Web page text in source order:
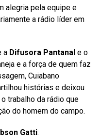
alegria pela equipe e
a rádio líder em
a Difusora Pantanale o
e a força de quem faz
Cuiabano
histórias e deixou
trabalho da rádio que
do homem do campo.
Gatti: